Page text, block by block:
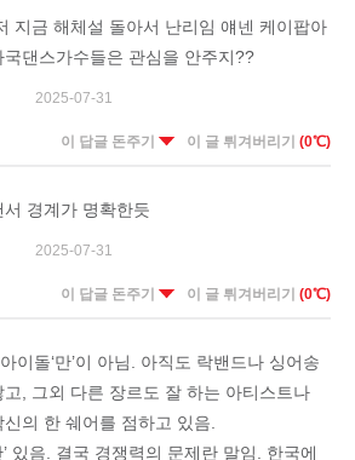
지금 해체설 돌아서 난리임 얘넨 케이팝아
댄스가수들은 관심을 안주지??
2025-07-31
이 답글 돈주기 이 글 튀겨버리기 (0℃)
경계가 명확한듯
2025-07-31
이 답글 돈주기 이 글 튀겨버리기 (0℃)
이돌‘만’이 아님. 아직도 락밴드나 싱어송
, 그외 다른 장르도 잘 하는 아티스트나
의 한 쉐어를 점하고 있음.
있음. 결국 경쟁력의 문제란 말임. 한국에